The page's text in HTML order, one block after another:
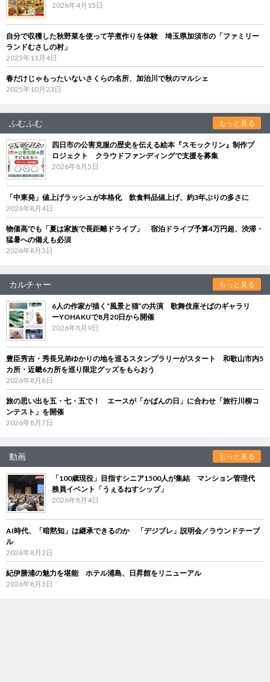
2026年4月15日
自分で収穫した秋野菜を使って芋煮作りを体験 埼玉県加須市の「ファミリー
ランドむさしの村」
2025年11月4日
春だけじゃもったいないさくらの名所、加治川で秋のマルシェ
2025年10月23日
ふむふむ もっと見る
四日市の公害克服の歴史を伝える絵本『スモックリン』制作プ
ロジェクト クラウドファンディングで支援を募集
2026年8月5日
「中東発」値上げラッシュが本格化 飲食料品値上げ、約3年ぶりの多さに
2026年8月4日
物価高でも「夏は家族で長距離ドライブ」 宿泊ドライブ予算4万円超、渋滞・
猛暑への備えも必須
2026年8月3日
カルチャー もっと見る
6人の作家が描く“風景と猫”の共演 歌舞伎座そばのギャラリ
ーYOHAKUで8月20日から開催
2026年8月9日
豊臣秀吉・秀長兄弟ゆかりの地を巡るスタンプラリーがスタート 和歌山市内5
カ所・近畿6カ所を巡り限定グッズをもらおう
2026年8月8日
旅の思い出を五・七・五で！ エースが「かばんの日」に合わせ「旅行川柳コ
ンテスト」を開催
2026年8月7日
動画 もっと見る
「100歳現役」目指すシニア1500人が集結 マンション管理代
務員イベント「うぇるねすシップ」
2026年8月4日
AI時代、「暗黙知」は継承できるのか 「デジブレ」説明会／ラウンドテーブ
ル
2026年8月3日
紀伊勝浦の魅力を堪能 ホテル浦島、日昇館をリニューアル
2026年8月3日